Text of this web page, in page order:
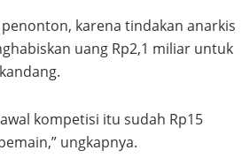
karena tindakan anarkis
uang Rp2,1 miliar untuk
kompetisi itu sudah Rp15
ungkapnya.